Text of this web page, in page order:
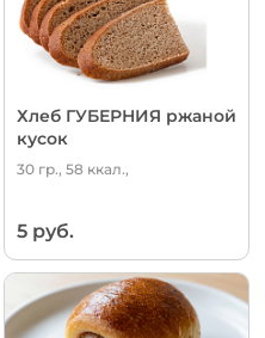
Хлеб ГУБЕРНИЯ ржаной
кусок
30 гр., 58 ккал.,
5 руб.